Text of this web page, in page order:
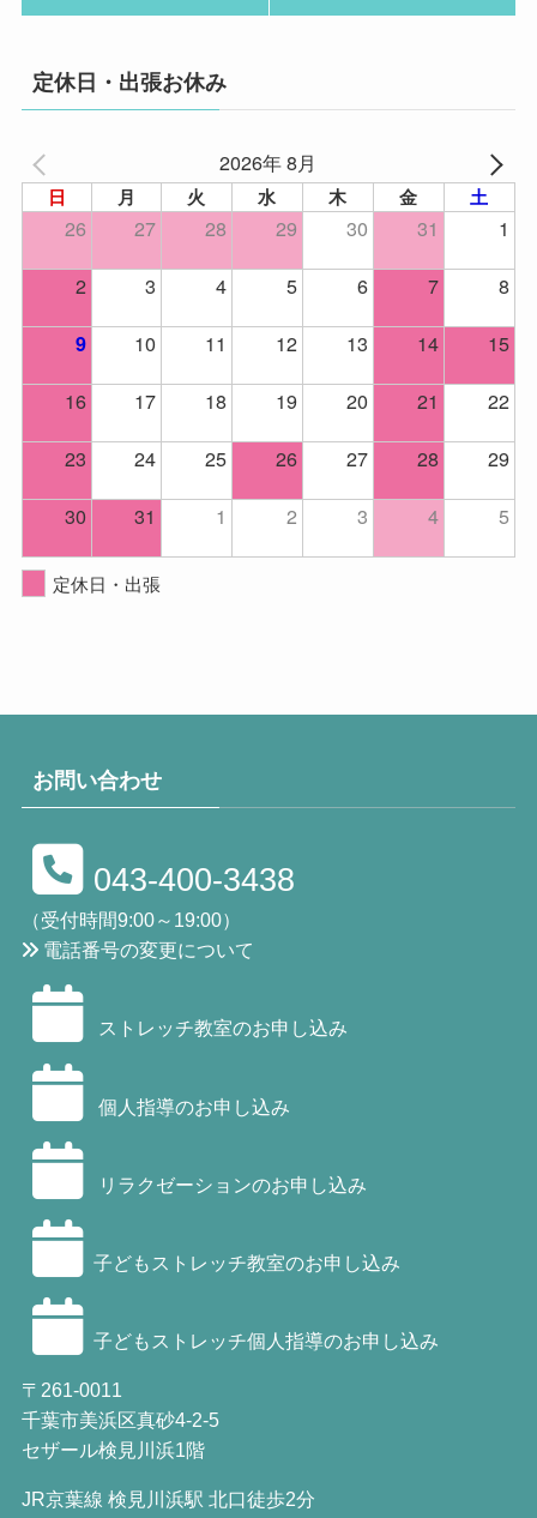
定休日・出張お休み
2026年 8月
日 月 火 水 木 金 土
26 27 28 29 30 31
1
2
3 4 5 6 7 8
9 10 11 12 13 14
15
16
17 18 19 20 21
22
23
24 25 26 27 28
29
30
31 1 2 3 4 5
定休日・出張
お問い合わせ
043-400-3438
（受付時間9:00～19:00）
電話番号の変更について
ストレッチ教室のお申し込み
個人指導のお申し込み
リラクゼーションのお申し込み
子どもストレッチ教室のお申し込み
子どもストレッチ個人指導のお申し込み
〒261-0011
千葉市美浜区真砂4-2-5
セザール検見川浜1階
JR京葉線 検見川浜駅 北口徒歩2分